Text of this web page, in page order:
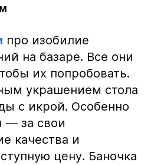
про изобилие
на базаре. Все они
их попробовать.
украшением стола
с икрой. Особенно
— за свои
качества и
цену. Баночка